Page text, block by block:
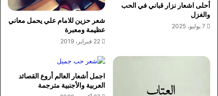
أحلى اشعار نزار قباني في الحب
والغزل
7 يوليو، 2025
شعر حزين للامام علي يحمل معاني
عظيمة ومعبرة
22 فبراير، 2019
اجمل أشعار العالم أروع القصائد
العربية والأجنبية مترجمة